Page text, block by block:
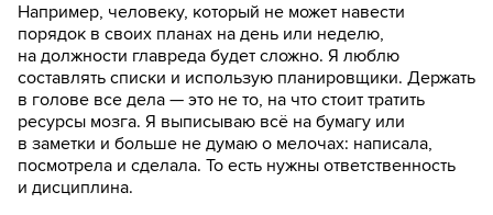
Например, человеку, который не может навести
порядок в своих планах на день или неделю,
на должности главреда будет сложно. Я люблю
составлять списки и использую планировщики. Держать
в голове все дела — это не то, на что стоит тратить
ресурсы мозга. Я выписываю всё на бумагу или
в заметки и больше не думаю о мелочах: написала,
посмотрела и сделала. То есть нужны ответственность
и дисциплина.